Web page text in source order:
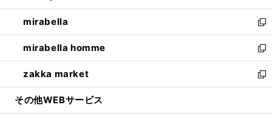
開
く
ウ
で
開
く
ン
ド
ウ
で
開
く
ウ
ィ
ン
ド
ウ
で
開
し
い
ウ
ィ
ン
ド
ウ
開
mirabella
新
し
い
ウ
ィ
ン
ウ
mirabella homme
新
し
い
ウ
ン
zakka market
新
し
ウ
その他WEBサービス